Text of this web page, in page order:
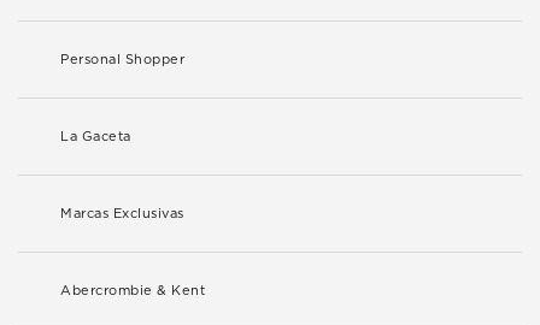
Personal Shopper
La Gaceta
Marcas Exclusivas
Abercrombie & Kent